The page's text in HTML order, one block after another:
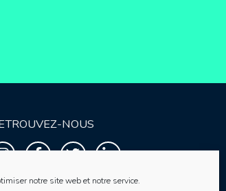
notre site web et notre service.
NOUS